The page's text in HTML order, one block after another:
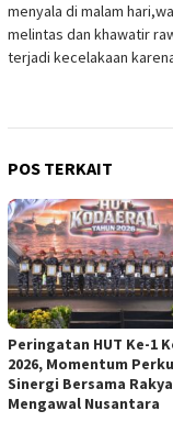
menyala di malam
melintas dan khawatir
terjadi kecelakaan
POS TERKAIT
Peringatan HUT Ke-1
2026, Momentum
Sinergi Bersama
Mengawal Nusantara